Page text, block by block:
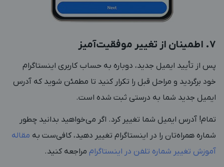
7. اطمینان از تغییر موفقیت‌آمیز
پس از تأیید ایمیل جدید، دوباره به حساب کاربری اینستاگرام
خود برگردید و مراحل قبل را تکرار کنید تا مطمئن شوید که آدرس
ایمیل جدید شما به درستی ثبت شده است.
تمام! آدرس ایمیل شما تغییر کرد. اگر می‌خواهید بدانید چطور
شماره همراه‌تان را در اینستاگرام تغییر دهید، کافی‌ست به مقاله
آموزش تغییر شماره تلفن در اینستاگرام مراجعه کنید.